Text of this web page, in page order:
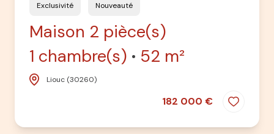
Exclusivité Nouveauté
Maison 2 pièce(s)
1 chambre(s)
52 m²
Liouc (30260)
182 000 €